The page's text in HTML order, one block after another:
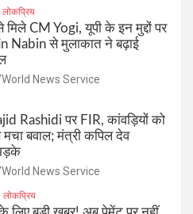
लोकप्रिय
CM Yogi, यूपी के इन मुद्दों पर
Nabin से मुलाकात ने बढ़ाई
World News Service
Rashidi पर FIR, कांवड़ियों को
बवाल; मंत्री कपिल देव
World News Service
लोकप्रिय